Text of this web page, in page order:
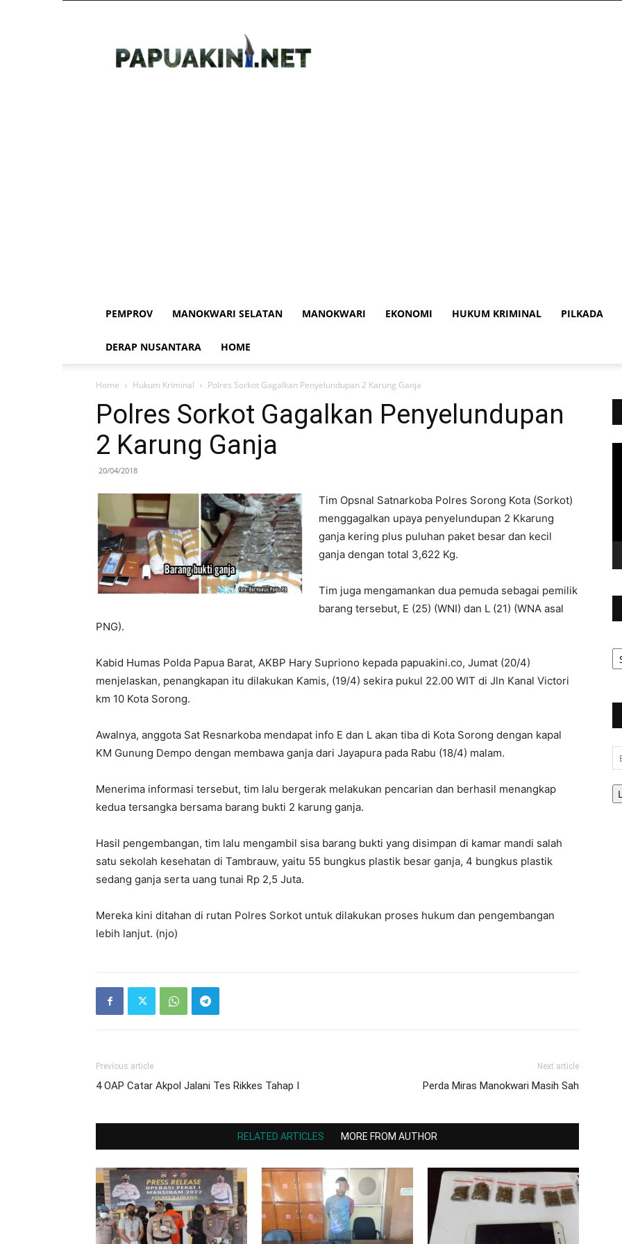
PEMPROV MANOKWARI SELATAN MANOKWARI EKONOMI HUKUM KRIMINAL PILKADA
DERAP NUSANTARA HOME
Home Hukum Kriminal Polres Sorkot Gagalkan Penyelundupan 2 Karung Ganja
Polres Sorkot Gagalkan Penyelundupan
2 Karung Ganja
20/04/2018
Tim Opsnal Satnarkoba Polres Sorong Kota (Sorkot)
menggagalkan upaya penyelundupan 2 Kkarung
ganja kering plus puluhan paket besar dan kecil
ganja dengan total 3,622 Kg.
Tim juga mengamankan dua pemuda sebagai pemilik
barang tersebut, E (25) (WNI) dan L (21) (WNA asal
PNG).
Kabid Humas Polda Papua Barat, AKBP Hary Supriono kepada papuakini.co, Jumat (20/4)
menjelaskan, penangkapan itu dilakukan Kamis, (19/4) sekira pukul 22.00 WIT di Jln Kanal Victori
km 10 Kota Sorong.
Awalnya, anggota Sat Resnarkoba mendapat info E dan L akan tiba di Kota Sorong dengan kapal
KM Gunung Dempo dengan membawa ganja dari Jayapura pada Rabu (18/4) malam.
Menerima informasi tersebut, tim lalu bergerak melakukan pencarian dan berhasil menangkap
kedua tersangka bersama barang bukti 2 karung ganja.
Hasil pengembangan, tim lalu mengambil sisa barang bukti yang disimpan di kamar mandi salah
satu sekolah kesehatan di Tambrauw, yaitu 55 bungkus plastik besar ganja, 4 bungkus plastik
sedang ganja serta uang tunai Rp 2,5 Juta.
Mereka kini ditahan di rutan Polres Sorkot untuk dilakukan proses hukum dan pengembangan
lebih lanjut. (njo)
Previous article
4 OAP Catar Akpol Jalani Tes Rikkes Tahap I
Next article
Perda Miras Manokwari Masih Sah
RELATED ARTICLES MORE FROM AUTHOR